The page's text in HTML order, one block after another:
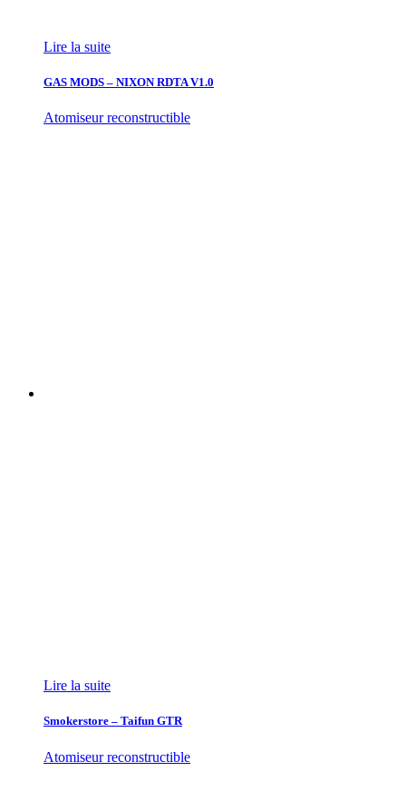
Lire la suite
GAS MODS – NIXON RDTA V1.0
Atomiseur reconstructible
Lire la suite
Smokerstore – Taifun GTR
Atomiseur reconstructible